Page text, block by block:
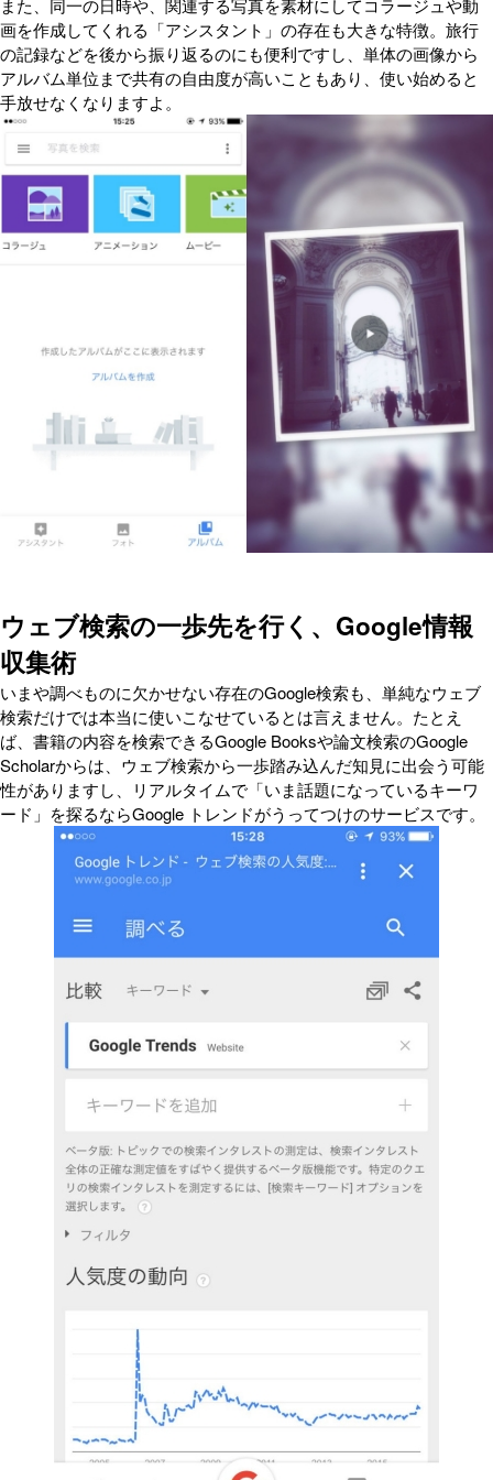
また、同一の日時や、関連する写真を素材にしてコラージュや動
画を作成してくれる「アシスタント」の存在も大きな特徴。旅行
の記録などを後から振り返るのにも便利ですし、単体の画像から
アルバム単位まで共有の自由度が高いこともあり、使い始めると
手放せなくなりますよ。
ウェブ検索の一歩先を行く、Google情報
収集術
いまや調べものに欠かせない存在のGoogle検索も、単純なウェブ
検索だけでは本当に使いこなせているとは言えません。たとえ
ば、書籍の内容を検索できるGoogle Booksや論文検索のGoogle
Scholarからは、ウェブ検索から一歩踏み込んだ知見に出会う可能
性がありますし、リアルタイムで「いま話題になっているキーワ
ード」を探るならGoogle トレンドがうってつけのサービスです。